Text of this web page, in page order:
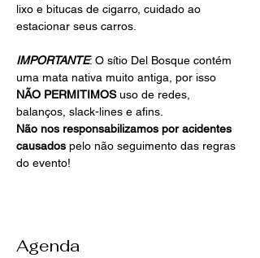
lixo e bitucas de cigarro, cuidado ao
estacionar seus carros.
IMPORTANTE: O sítio Del Bosque contém
uma mata nativa muito antiga, por isso
NÃO PERMITIMOS uso de redes,
balanços, slack-lines e afins.
Não nos responsabilizamos por acidentes
causados pelo não seguimento das regras
do evento!
Agenda